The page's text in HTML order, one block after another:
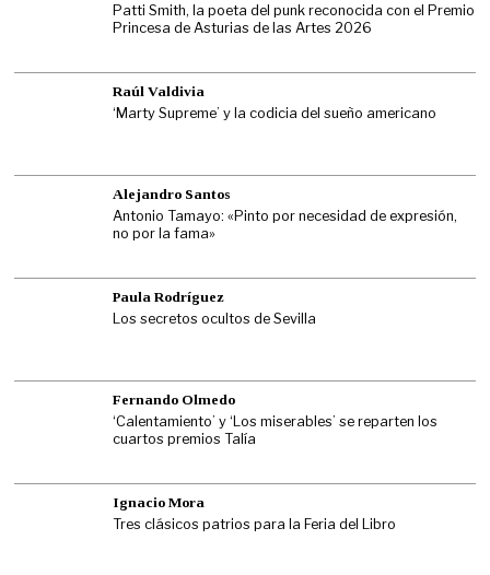
Patti Smith, la poeta del punk reconocida con el Premio
Princesa de Asturias de las Artes 2026
Raúl Valdivia
‘Marty Supreme’ y la codicia del sueño americano
Alejandro Santos
Antonio Tamayo: «Pinto por necesidad de expresión,
no por la fama»
Paula Rodríguez
Los secretos ocultos de Sevilla
Fernando Olmedo
‘Calentamiento’ y ‘Los miserables’ se reparten los
cuartos premios Talía
Ignacio Mora
Tres clásicos patrios para la Feria del Libro